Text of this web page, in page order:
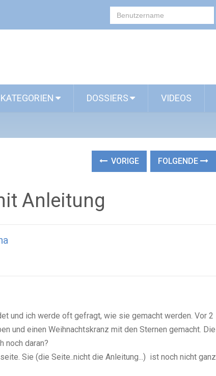
KATEGORIEN DOSSIERS VIDEOS
VORIGE FOLGENDE
Anleitung
und ich werde oft gefragt, wie sie gemacht werden. Vor 2
und einen Weihnachtskranz mit den Sternen gemacht. Die
noch daran?
Sie (die Seite..nicht die Anleitung...) ist noch nicht ganz